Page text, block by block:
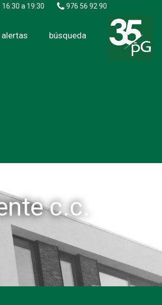
976 56 92 90
a 19:30
alertas búsqueda
c.c.